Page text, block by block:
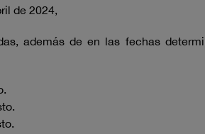
de 2024,
además de en las fechas